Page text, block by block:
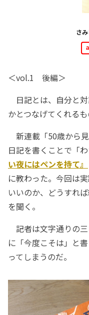
さ
＜vol.1 後編＞
日記とは、自分と
かとつなげてくれるも
新連載「50歳から
日記を書くことで「
い夜にはペンを持て』
に教わった。今回は
いいのか、どうすれ
を聞く。
記者は文字通りの
に「今度こそは」と
ってしまうのだ。